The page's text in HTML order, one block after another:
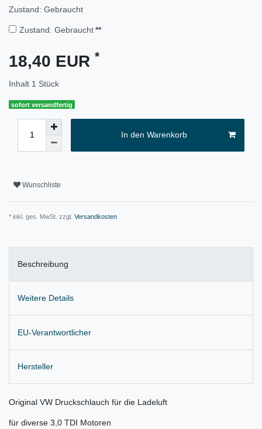
Zustand: Gebraucht
Zustand: Gebraucht **
18,40 EUR *
Inhalt 1 Stück
sofort versandfertig
In den Warenkorb
Wunschliste
* inkl. ges. MwSt. zzgl. Versandkosten
Beschreibung
Weitere Details
EU-Verantwortlicher
Hersteller
Original VW Druckschlauch für die Ladeluft
für diverse 3,0 TDI Motoren